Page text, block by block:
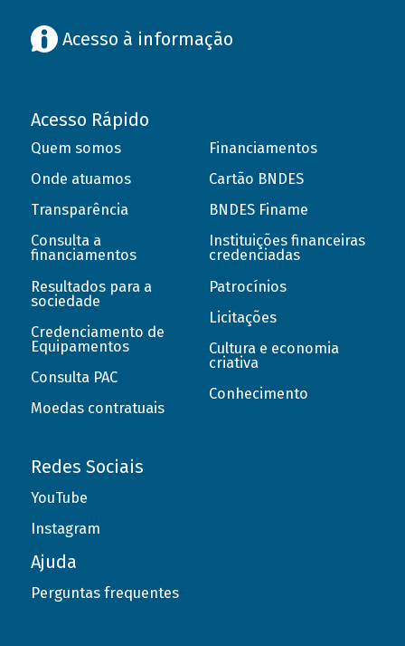
Acesso à informação
Acesso Rápido
Quem somos
Onde atuamos
Transparência
Consulta a
financiamentos
Resultados para a
sociedade
Credenciamento de
Equipamentos
Consulta PAC
Moedas contratuais
Financiamentos
Cartão BNDES
BNDES Finame
Instituições financeiras
credenciadas
Patrocínios
Licitações
Cultura e economia
criativa
Conhecimento
Redes Sociais
YouTube
Instagram
Ajuda
Perguntas frequentes